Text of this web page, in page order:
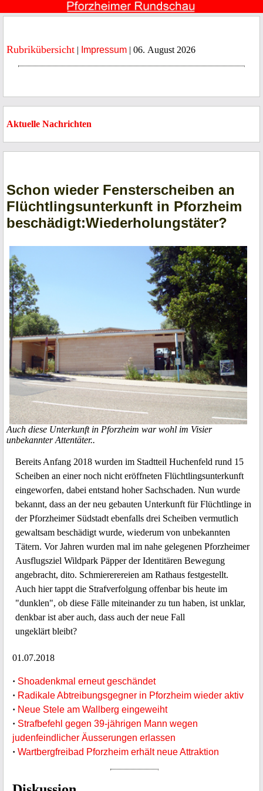
Rubrikübersicht | Impressum | 06. August 2026
Aktuelle Nachrichten
Schon wieder Fensterscheiben an
Flüchtlingsunterkunft in Pforzheim
beschädigt:Wiederholungstäter?
Auch diese Unterkunft in Pforzheim war wohl im Visier
unbekannter Attentäter..
Bereits Anfang 2018 wurden im Stadtteil Huchenfeld rund 15
Scheiben an einer noch nicht eröffneten Flüchtlingsunterkunft
eingeworfen, dabei entstand hoher Sachschaden. Nun wurde
bekannt, dass an der neu gebauten Unterkunft für Flüchtlinge in
der Pforzheimer Südstadt ebenfalls drei Scheiben vermutlich
gewaltsam beschädigt wurde, wiederum von unbekannten
Tätern. Vor Jahren wurden mal im nahe gelegenen Pforzheimer
Ausflugsziel Wildpark Päpper der Identitären Bewegung
angebracht, dito. Schmiererereien am Rathaus festgestellt.
Auch hier tappt die Strafverfolgung offenbar bis heute im
"dunklen", ob diese Fälle miteinander zu tun haben, ist unklar,
denkbar ist aber auch, dass auch der neue Fall
ungeklärt bleibt?
01.07.2018
· Shoadenkmal erneut geschändet
· Radikale Abtreibungsgegner in Pforzheim wieder aktiv
· Neue Stele am Wallberg eingeweiht
· Strafbefehl gegen 39-jährigen Mann wegen
judenfeindlicher Äusserungen erlassen
· Wartbergfreibad Pforzheim erhält neue Attraktion